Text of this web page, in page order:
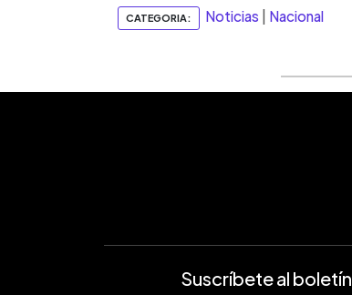
CATEGORIA: Noticias Nacional
Suscríbete al boletín